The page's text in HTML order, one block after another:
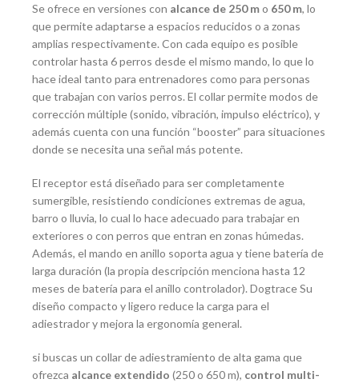
Se ofrece en versiones con alcance de 250 mo 650 m, lo
que permite adaptarse a espacios reducidos o a zonas
amplias respectivamente. Con cada equipo es posible
controlar hasta 6 perros desde el mismo mando, lo que lo
hace ideal tanto para entrenadores como para personas
que trabajan con varios perros. El collar permite modos de
corrección múltiple (sonido, vibración, impulso eléctrico), y
además cuenta con una función “booster” para situaciones
donde se necesita una señal más potente.
El receptor está diseñado para ser completamente
sumergible, resistiendo condiciones extremas de agua,
barro o lluvia, lo cual lo hace adecuado para trabajar en
exteriores o con perros que entran en zonas húmedas.
Además, el mando en anillo soporta agua y tiene batería de
larga duración (la propia descripción menciona hasta 12
meses de batería para el anillo controlador).DogtraceSu
diseño compacto y ligero reduce la carga para el
adiestrador y mejora la ergonomía general.
si buscas un collar de adiestramiento de alta gama que
ofrezca alcance extendido (250 o 650 m), control multi-